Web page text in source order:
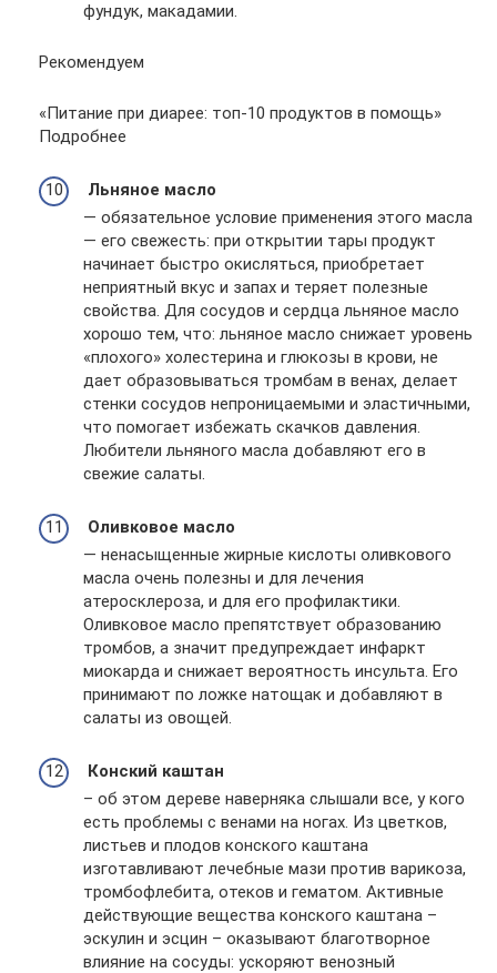
фундук, макадамии.
Рекомендуем
«Питание при диарее: топ-10 продуктов в помощь»
Подробнее
Льняное масло
— обязательное условие применения этого масла
— его свежесть: при открытии тары продукт
начинает быстро окисляться, приобретает
неприятный вкус и запах и теряет полезные
свойства. Для сосудов и сердца льняное масло
хорошо тем, что: льняное масло снижает уровень
«плохого» холестерина и глюкозы в крови, не
дает образовываться тромбам в венах, делает
стенки сосудов непроницаемыми и эластичными,
что помогает избежать скачков давления.
Любители льняного масла добавляют его в
свежие салаты.
Оливковое масло
— ненасыщенные жирные кислоты оливкового
масла очень полезны и для лечения
атеросклероза, и для его профилактики.
Оливковое масло препятствует образованию
тромбов, а значит предупреждает инфаркт
миокарда и снижает вероятность инсульта. Его
принимают по ложке натощак и добавляют в
салаты из овощей.
Конский каштан
– об этом дереве наверняка слышали все, у кого
есть проблемы с венами на ногах. Из цветков,
листьев и плодов конского каштана
изготавливают лечебные мази против варикоза,
тромбофлебита, отеков и гематом. Активные
действующие вещества конского каштана –
эскулин и эсцин – оказывают благотворное
влияние на сосуды: ускоряют венозный